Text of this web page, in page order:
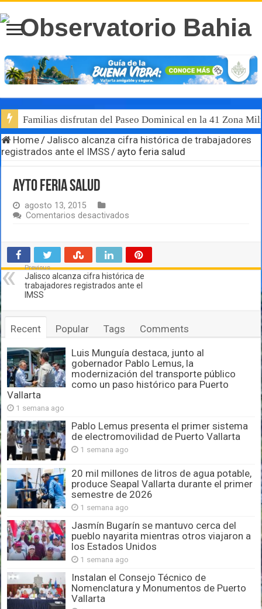
Familias disfrutan del Paseo Dominical en la 41 Zona
Home/ Jalisco alcanza cifra histórica de trabajadores
registrados ante el IMSS/ ayto feria salud
ayto feria salud
agosto 13, 2015
Comentarios desactivados
salud
Previous
Jalisco alcanza cifra histórica de
trabajadores registrados ante el
IMSS
Recent Popular Tags Comments
Luis Munguía destaca, junto al
gobernador Pablo Lemus, la
modernización del transporte público
como un paso histórico para Puerto
Vallarta
1 semana ago
Pablo Lemus presenta el primer sistema
de electromovilidad de Puerto Vallarta
1 semana ago
20 mil millones de litros de agua potable,
produce Seapal Vallarta durante el primer
semestre de 2026
1 semana ago
Jasmín Bugarín se mantuvo cerca del
pueblo nayarita mientras otros viajaron a
los Estados Unidos
1 semana ago
Instalan el Consejo Técnico de
Nomenclatura y Monumentos de Puerto
Vallarta